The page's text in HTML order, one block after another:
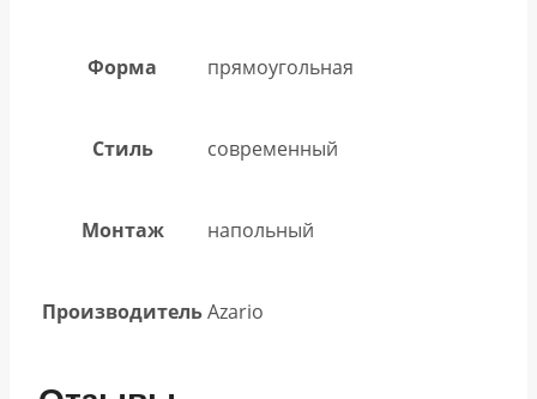
Форма прямоугольная
Стиль современный
Монтаж напольный
ПроизводительAzario